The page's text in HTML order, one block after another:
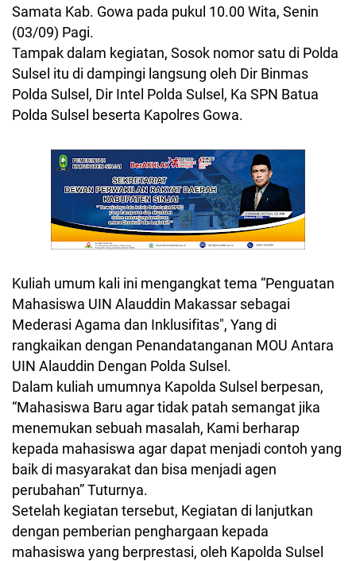
Samata Kab. Gowa pada pukul 10.00 Wita, Senin
(03/09) Pagi.
Tampak dalam kegiatan, Sosok nomor satu di Polda
Sulsel itu di dampingi langsung oleh Dir Binmas
Polda Sulsel, Dir Intel Polda Sulsel, Ka SPN Batua
Polda Sulsel beserta Kapolres Gowa.
Kuliah umum kali ini mengangkat tema “Penguatan
Mahasiswa UIN Alauddin Makassar sebagai
Mederasi Agama dan Inklusifitas", Yang di
rangkaikan dengan Penandatanganan MOU Antara
UIN Alauddin Dengan Polda Sulsel.
Dalam kuliah umumnya Kapolda Sulsel berpesan,
“Mahasiswa Baru agar tidak patah semangat jika
menemukan sebuah masalah, Kami berharap
kepada mahasiswa agar dapat menjadi contoh yang
baik di masyarakat dan bisa menjadi agen
perubahan” Tuturnya.
Setelah kegiatan tersebut, Kegiatan di lanjutkan
dengan pemberian penghargaan kepada
mahasiswa yang berprestasi, oleh Kapolda Sulsel